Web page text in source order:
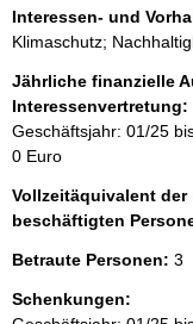
r
Interessen- und
Klimaschutz;
Jährliche finanzielle
Interessenvertretung:
Geschäftsjahr: 01/25
0 Euro
Vollzeitäquivalent
beschäftigten
Betraute Personen: 3
Schenkungen: